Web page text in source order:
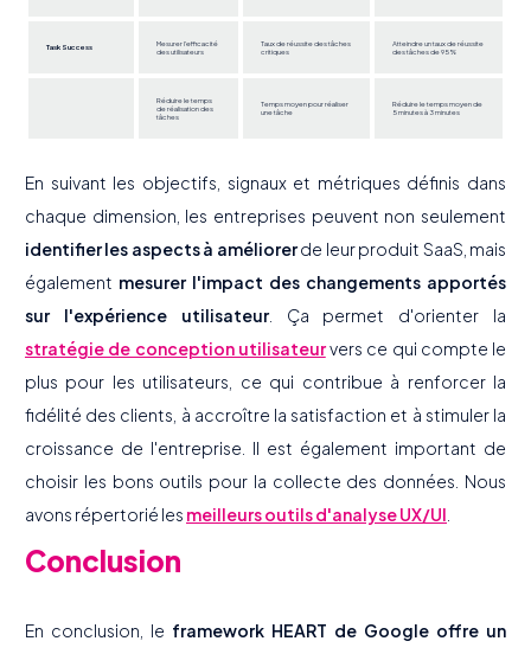
Task Success
Mesurer l'efficacité
des utilisateurs
Taux de réussite des tâches
critiques
Atteindre un taux de réussite
des tâches de 95%
Réduire le temps
de réalisation des
tâches
Temps moyen pour réaliser
une tâche
Réduire le temps moyen de
5 minutes à 3 minutes
En suivant les objectifs, signaux et métriques définis dans
chaque dimension, les entreprises peuvent non seulement
identifier les aspects à améliorerde leur produit SaaS, mais
également mesurer l'impact des changements apportés
sur l'expérience utilisateur. Ça permet d'orienter la
stratégie de conception utilisateurvers ce qui compte le
plus pour les utilisateurs, ce qui contribue à renforcer la
fidélité des clients, à accroître la satisfaction et à stimuler la
croissance de l'entreprise. Il est également important de
choisir les bons outils pour la collecte des données. Nous
avons répertorié les meilleurs outils d'analyse UX/UI
Conclusion
En conclusion, le framework HEART de Google offre un